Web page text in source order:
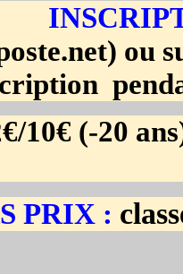
ou
10€ (-20
PRIX :